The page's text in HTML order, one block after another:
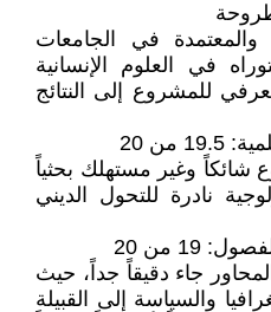
والمعتمدة في الجامعات
في العلوم الإنسانية
للمشروع إلى النتائج
شائكاً وغير مستهلك بحثياً
نادرة للتحول الديني
جاء دقيقاً جداً، حيث
والسياسة إلى القبيلة